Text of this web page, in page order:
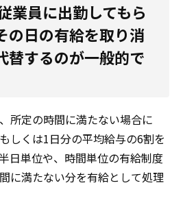
業員に出勤してもら
の日の有給を取り消
替するのが一般的で
所定の時間に満たない場合に
しくは1日分の平均給与の6割を
日単位や、時間単位の有給制度
に満たない分を有給として処理